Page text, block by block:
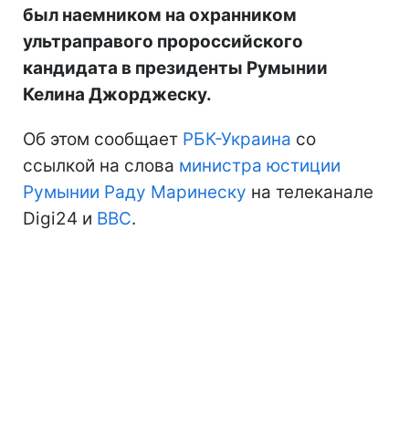
был наемником на охранником
ультраправого пророссийского
кандидата в президенты Румынии
Келина Джорджеску.
Об этом сообщает РБК-Украина со
ссылкой на слова министра юстиции
Румынии Раду Маринеску на телеканале
Digi24 и ВВС.